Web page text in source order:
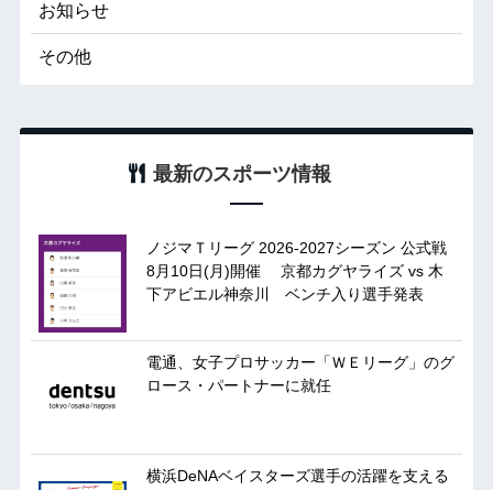
お知らせ
その他
最新のスポーツ情報
ノジマＴリーグ 2026-2027シーズン 公式戦
8月10日(月)開催 京都カグヤライズ vs 木
下アビエル神奈川 ベンチ入り選手発表
電通、女子プロサッカー「ＷＥリーグ」のグ
ロース・パートナーに就任
横浜DeNAベイスターズ選手の活躍を支える